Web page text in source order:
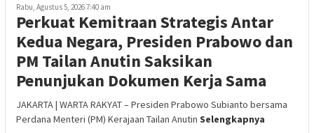
Rabu, Agustus 5, 2026 7:40 am
Perkuat Kemitraan Strategis Antar
Kedua Negara, Presiden Prabowo dan
PM Tailan Anutin Saksikan
Penunjukan Dokumen Kerja Sama
JAKARTA | WARTA RAKYAT – Presiden Prabowo Subianto bersama
Perdana Menteri (PM) Kerajaan Tailan Anutin Selengkapnya